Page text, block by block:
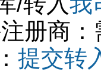
册商
提交转